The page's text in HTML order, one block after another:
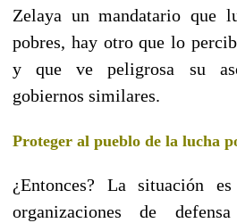
Zelaya un mandatario que
pobres, hay otro que lo
y que ve peligrosa su
gobiernos similares.
Proteger al pueblo de la lucha
¿Entonces? La situación
organizaciones de